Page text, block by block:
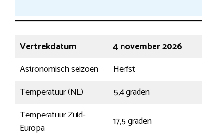
Vertrekdatum
4 november 2026
Astronomisch seizoen
Herfst
Temperatuur (NL)
5,4 graden
Temperatuur Zuid-
Europa
17,5 graden